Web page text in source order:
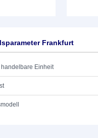
Frankfurt
handelbare Einheit